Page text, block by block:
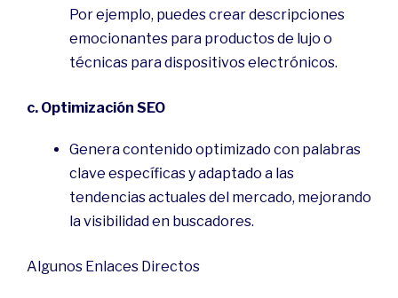
Por ejemplo, puedes crear descripciones
emocionantes para productos de lujo o
técnicas para dispositivos electrónicos.
c. Optimización SEO
Genera contenido optimizado con palabras
clave específicas y adaptado a las
tendencias actuales del mercado, mejorando
la visibilidad en buscadores.
Algunos Enlaces Directos